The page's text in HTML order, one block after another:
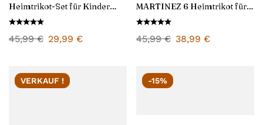
Heimtrikot-Set für Kinder
2025/26
45,99€ 29,99 €
MARTINEZ 6 Heimtrikot für
Herren 2025/26
45,99€ 38,99 €
VERKAUF ! -15%